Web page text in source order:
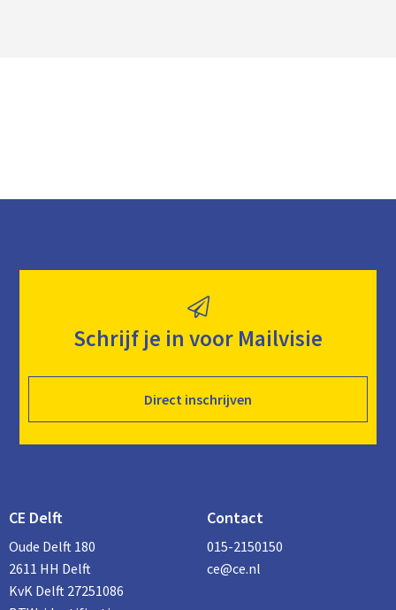
Schrijf je in voor Mailvisie
Direct inschrijven
CE Delft
Oude Delft 180
2611 HH Delft
KvK Delft 27251086
Contact
015-2150150
ce@ce.nl